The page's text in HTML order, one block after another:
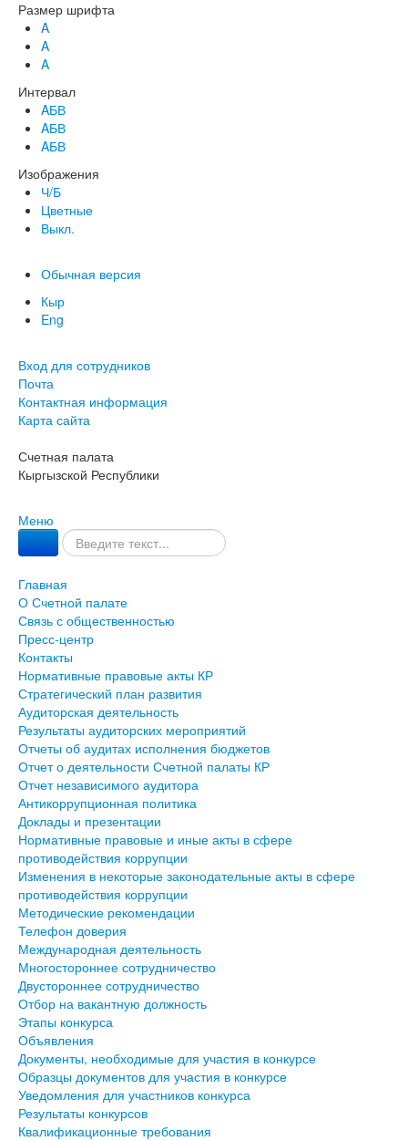
Размер шрифта
A
A
A
Интервал
AБВ
AБВ
AБВ
Изображения
Ч/Б
Цветные
Выкл.
Обычная версия
Кыр
Eng
Вход для сотрудников
Почта
Контактная информация
Карта сайта
Счетная палата
Кыргызской Республики
Меню
Главная
О Счетной палате
Связь с общественностью
Пресс-центр
Контакты
Нормативные правовые акты КР
Стратегический план развития
Аудиторская деятельность
Результаты аудиторских мероприятий
Отчеты об аудитах исполнения бюджетов
Отчет о деятельности Счетной палаты КР
Отчет независимого аудитора
Антикоррупционная политика
Доклады и презентации
Нормативные правовые и иные акты в сфере
противодействия коррупции
Изменения в некоторые законодательные акты в сфере
противодействия коррупции
Методические рекомендации
Телефон доверия
Международная деятельность
Многостороннее сотрудничество
Двустороннее сотрудничество
Отбор на вакантную должность
Этапы конкурса
Объявления
Документы, необходимые для участия в конкурсе
Образцы документов для участия в конкурсе
Уведомления для участников конкурса
Результаты конкурсов
Квалификационные требования